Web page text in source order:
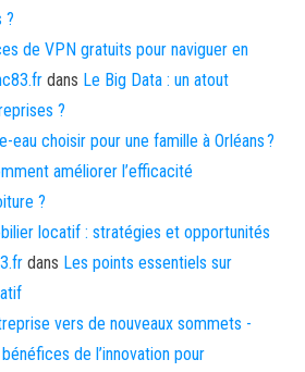
?
de VPN gratuits pour naviguer en
dans Le Big Data : un atout
?
eau choisir pour une famille à Orléans ?
améliorer l’efficacité
?
locatif : stratégies et opportunités
dans Les points essentiels sur
vers de nouveaux sommets -
de l’innovation pour